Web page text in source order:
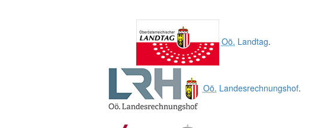
Oö. Landtag.
Oö. Landesrechnungshof.